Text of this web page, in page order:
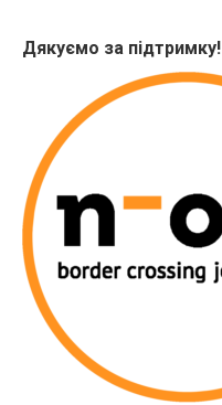
Дякуємо за підтримку!